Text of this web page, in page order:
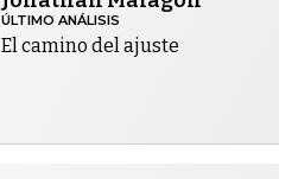
ÚLTIMO ANÁLISIS
El camino del ajuste